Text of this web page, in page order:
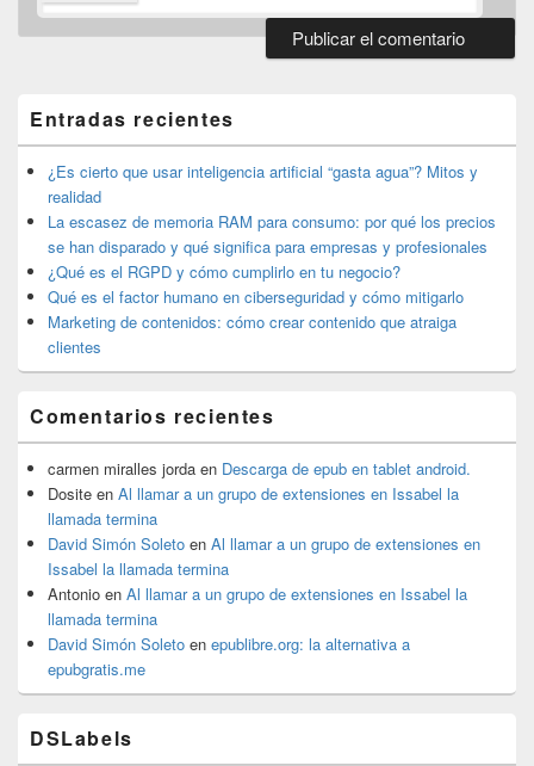
de
widget
barra
lateral
primaria
Entradas recientes
¿Es cierto que usar inteligencia artificial “gasta agua”? Mitos y
realidad
La escasez de memoria RAM para consumo: por qué los precios
se han disparado y qué significa para empresas y profesionales
¿Qué es el RGPD y cómo cumplirlo en tu negocio?
Qué es el factor humano en ciberseguridad y cómo mitigarlo
Marketing de contenidos: cómo crear contenido que atraiga
clientes
Comentarios recientes
carmen miralles jorda en Descarga de epub en tablet android.
Dosite en Al llamar a un grupo de extensiones en Issabel la
llamada termina
David Simón Soleto en Al llamar a un grupo de extensiones en
Issabel la llamada termina
Antonio en Al llamar a un grupo de extensiones en Issabel la
llamada termina
David Simón Soleto en epublibre.org: la alternativa a
epubgratis.me
DSLabels